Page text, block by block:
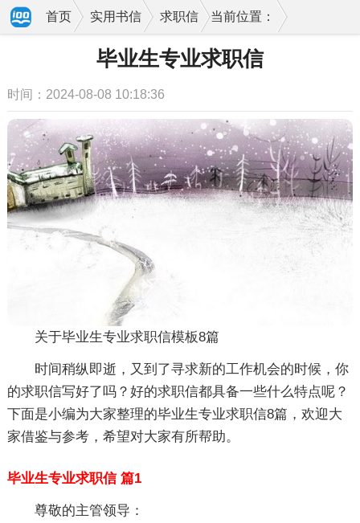
当前位置：
首页 实用书信 求职信
毕业生专业求职信
时间：2024-08-08 10:18:36
关于毕业生专业求职信模板8篇
时间稍纵即逝，又到了寻求新的工作机会的时候，你
的求职信写好了吗？好的求职信都具备一些什么特点呢？
下面是小编为大家整理的毕业生专业求职信8篇，欢迎大
家借鉴与参考，希望对大家有所帮助。
毕业生专业求职信 篇1
尊敬的主管领导：